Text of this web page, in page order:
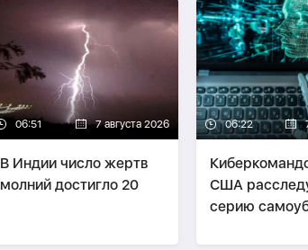
06:51 7 августа 2026
В Индии число жертв
молний достигло 20
06:22
США
серию